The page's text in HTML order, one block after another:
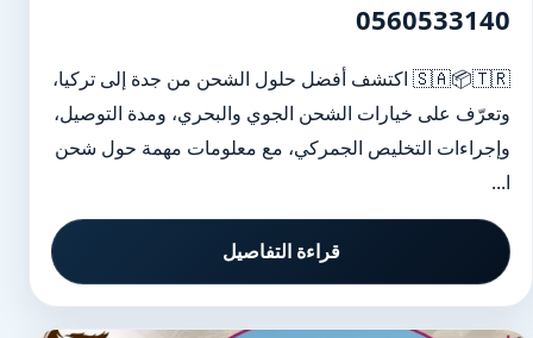
0560533140
🇸🇦📦🇹🇷 اكتشف أفضل حلول الشحن من جدة إلى تركيا،
وتعرّف على خيارات الشحن الجوي والبحري، ومدة التوصيل،
وإجراءات التخليص الجمركي، مع معلومات مهمة حول شحن
ا...
قراءة التفاصيل